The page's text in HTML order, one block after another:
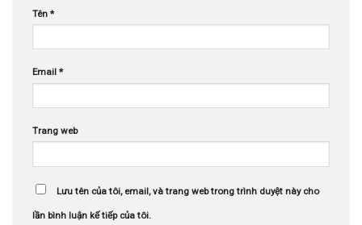
Tên *
Email *
Trang web
Lưu tên của tôi, email, và trang web trong trình duyệt này cho
lần bình luận kế tiếp của tôi.